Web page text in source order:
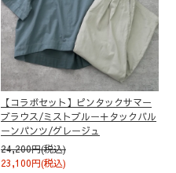
【コラボセット】ピンタックサマー
ブラウス/ミストブルー＋タックバル
ーンパンツ/グレージュ
24,200円(税込)
23,100円(税込)